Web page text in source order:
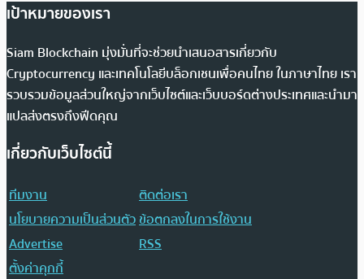
เป้าหมายของเรา
Siam Blockchain มุ่งมั่นที่จะช่วยนำเสนอสารเกี่ยวกับ
Cryptocurrency และเทคโนโลยีบล็อกเชนเพื่อคนไทย ในภาษาไทย เรา
รวบรวมข้อมูลส่วนใหญ่จากเว็บไซต์และเว็บบอร์ดต่างประเทศและนำมา
แปลส่งตรงถึงฟีดคุณ
เกี่ยวกับเว็บไซต์นี้
ทีมงาน
ติดต่อเรา
นโยบายความเป็นส่วนตัวข้อตกลงในการใช้งาน
Advertise
RSS
ตั้งค่าคุกกี้